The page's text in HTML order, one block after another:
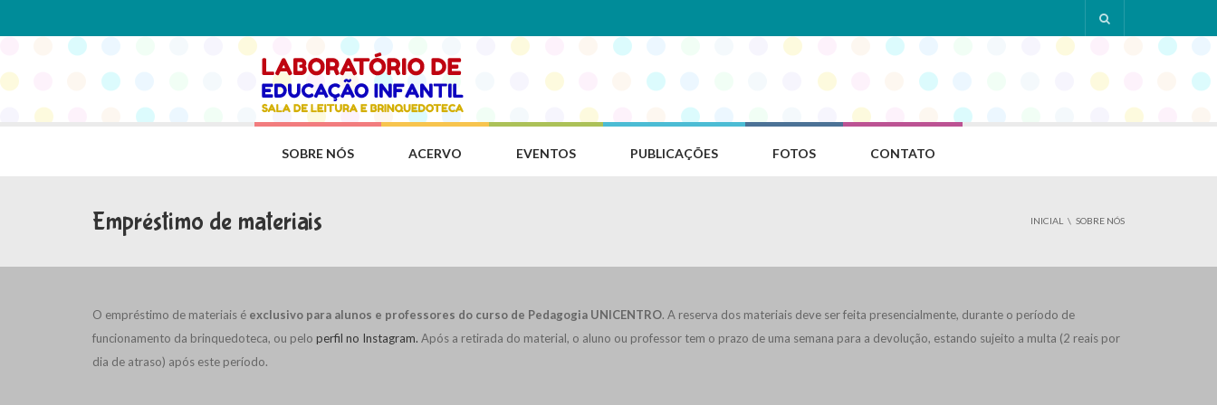
SOBRE NÓS ACERVO EVENTOS PUBLICAÇÕES FOTOS CONTATO
Empréstimo de materiais INICIAL SOBRE NÓS
O empréstimo de materiais é exclusivo para alunos e professores do curso de Pedagogia UNICENTRO. A reserva dos materiais deve ser feita presencialmente, durante o período de
funcionamento da brinquedoteca, ou pelo perfil no Instagram. Após a retirada do material, o aluno ou professor tem o prazo de uma semana para a devolução, estando sujeito a multa (2 reais por
dia de atraso) após este período.